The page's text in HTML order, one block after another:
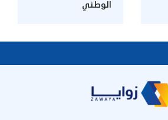
الوطني